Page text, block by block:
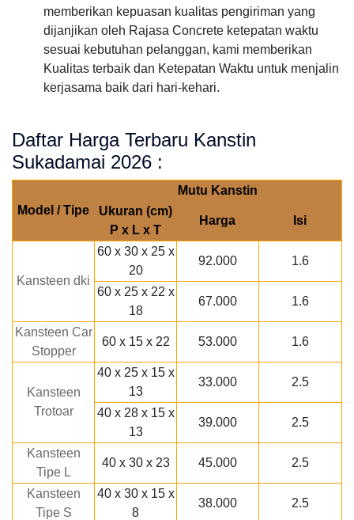
memberikan kepuasan kualitas pengiriman yang
dijanjikan oleh Rajasa Concrete ketepatan waktu
sesuai kebutuhan pelanggan, kami memberikan
Kualitas terbaik dan Ketepatan Waktu untuk menjalin
kerjasama baik dari hari-kehari.
Daftar Harga Terbaru Kanstin
Sukadamai 2026 :
Model / Tipe
Mutu Kanstin
Ukuran (cm)
P x L x T
Harga Isi
Kansteen dki
60 x 30 x 25 x
20
92.000 1.6
60 x 25 x 22 x
18
67.000 1.6
Kansteen Car
Stopper
60 x 15 x 22 53.000 1.6
Kansteen
Trotoar
40 x 25 x 15 x
13
33.000 2.5
40 x 28 x 15 x
13
39.000 2.5
Kansteen
Tipe L
40 x 30 x 23 45.000 2.5
Kansteen
Tipe S
40 x 30 x 15 x
8
38.000 2.5